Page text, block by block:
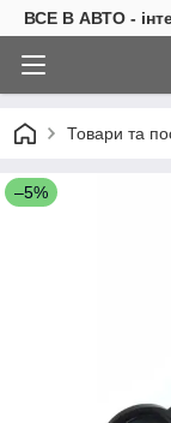
ВСЕ В АВТО -
Товари та
–5%